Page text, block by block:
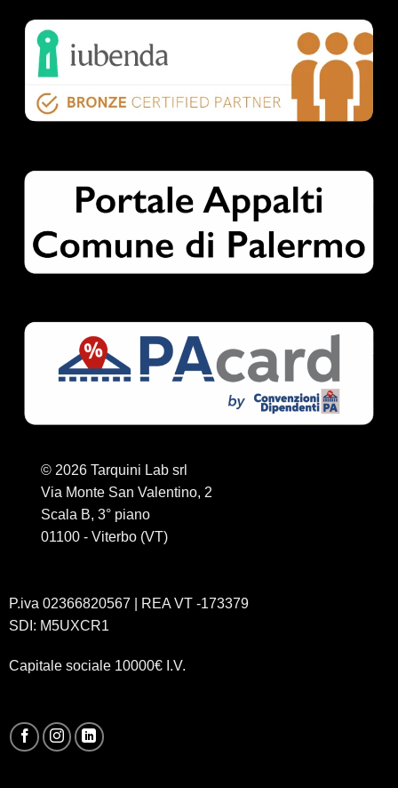
© 2026 Tarquini Lab srl
Via Monte San Valentino, 2
Scala B, 3° piano
01100 - Viterbo (VT)
P.iva 02366820567 | REA VT -173379
SDI: M5UXCR1
Capitale sociale 10000€ I.V.